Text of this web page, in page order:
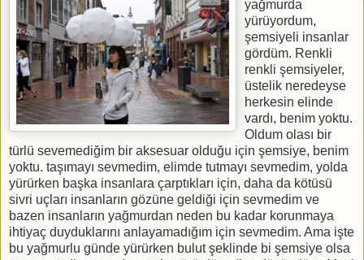
yağmurda
yürüyordum,
şemsiyeli insanlar
gördüm. Renkli
renkli şemsiyeler,
üstelik neredeyse
herkesin elinde
vardı, benim yoktu.
Oldum olası bir
türlü sevemediğim bir aksesuar olduğu için şemsiye, benim
yoktu. taşımayı sevmedim, elimde tutmayı sevmedim, yolda
yürürken başka insanlara çarptıkları için, daha da kötüsü
sivri uçları insanların gözüne geldiği için sevmedim ve
bazen insanların yağmurdan neden bu kadar korunmaya
ihtiyaç duyduklarını anlayamadığım için sevmedim. Ama işte
bu yağmurlu günde yürürken bulut şeklinde bi şemsiye olsa